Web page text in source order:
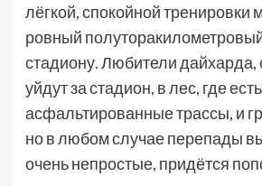
лёгкой, спокойной тренировки
ровный полуторакилометровый
стадиону. Любители дайхарда,
уйдут за стадион, в лес, где
асфальтированные трассы, и
но в любом случае перепады
очень непростые, придётся